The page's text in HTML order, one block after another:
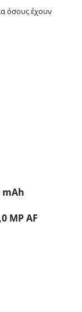
όσους έχουν
mAh
MP AF